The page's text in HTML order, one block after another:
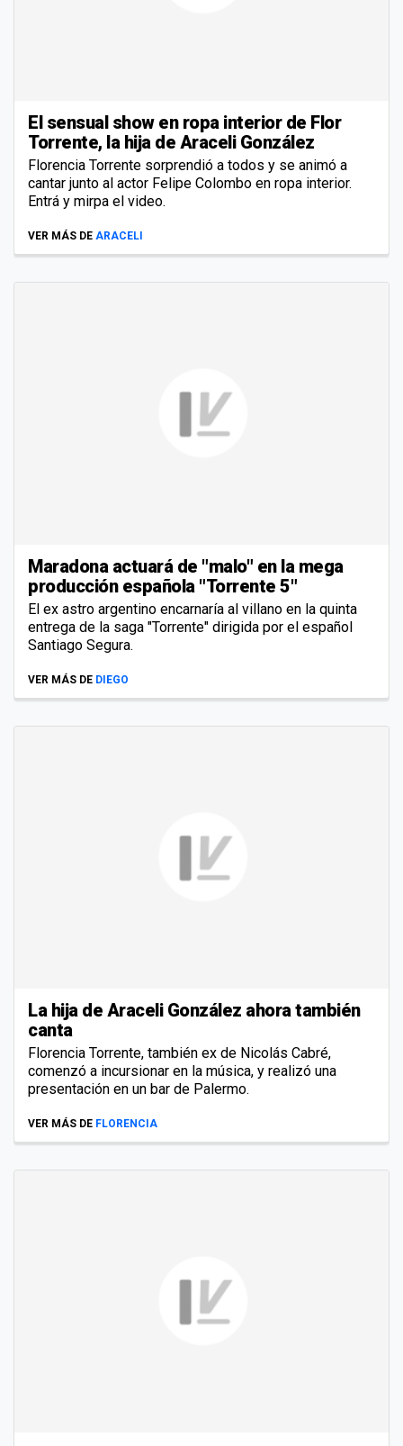
El sensual show en ropa interior de Flor
Torrente, la hija de Araceli González
Florencia Torrente sorprendió a todos y se animó a
cantar junto al actor Felipe Colombo en ropa interior.
Entrá y mirpa el video.
VER MÁS DE ARACELI
Maradona actuará de "malo" en la mega
producción española "Torrente 5"
El ex astro argentino encarnaría al villano en la quinta
entrega de la saga "Torrente" dirigida por el español
Santiago Segura.
VER MÁS DE DIEGO
La hija de Araceli González ahora también
canta
Florencia Torrente, también ex de Nicolás Cabré,
comenzó a incursionar en la música, y realizó una
presentación en un bar de Palermo.
VER MÁS DE FLORENCIA